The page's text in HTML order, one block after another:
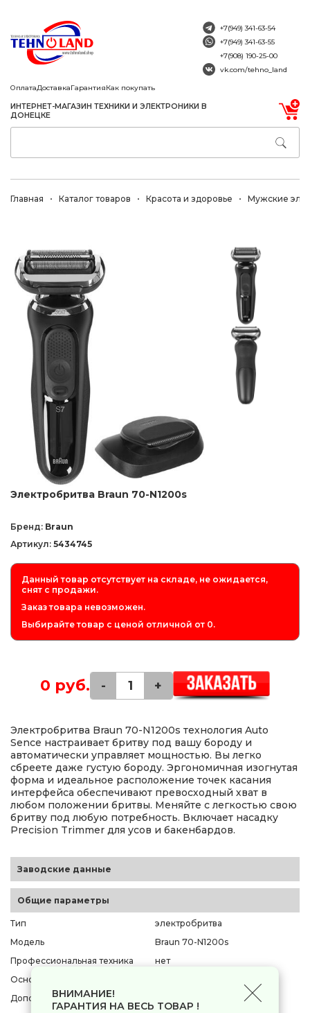
ОплатаДоставкаГарантияКак покупать
ИНТЕРНЕТ-МАГАЗИН ТЕХНИКИ И ЭЛЕКТРОНИКИ В
ДОНЕЦКЕ
+7(949) 341-63-54
+7(949) 341-63-55
+7(908) 190-25-00
vk.com/tehno_land
Главная Каталог товаров Красота и здоровье Мужские
Электробритва Braun 70-N1200s
Бренд: Braun
Артикул: 5434745
Данный товар отсутствует на складе, не ожидается,
снят с продажи.
Заказ товара невозможен.
Выбирайте товар с ценой отличной от 0.
0 руб. - +
Электробритва Braun 70-N1200s технология Auto
Sence настраивает бритву под вашу бороду и
автоматически управляет мощностью. Вы легко
сбреете даже густую бороду. Эргономичная изогнутая
форма и идеальное расположение точек касания
интерфейса обеспечивают превосходный хват в
любом положении бритвы. Меняйте с легкостью свою
бритву под любую потребность. Включает насадку
Precision Trimmer для усов и бакенбардов.
Заводские данные
Общие параметры
Тип
электробритва
Модель
Braun 70-N1200s
Профессиональная техника
нет
Основной цвет
Дополнительный цвет
ВНИМАНИЕ!
ГАРАНТИЯ НА ВЕСЬ ТОВАР !